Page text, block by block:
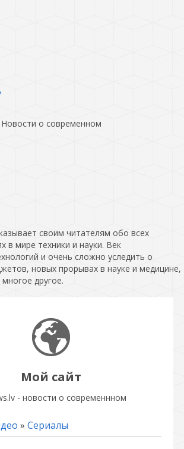
Новости о современном
своим читателям обо всех
в мире техники и науки. Век
и очень сложно уследить о
новых прорывах в науке и медицине,
другое.
Мой сайт
- новости о современнном
» Сериалы